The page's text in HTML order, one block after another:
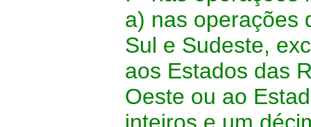
a) nas operações
Sul e Sudeste,
aos Estados das
Oeste ou ao